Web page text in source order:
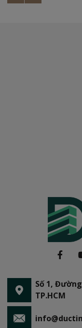
Số 1,
TP.HCM